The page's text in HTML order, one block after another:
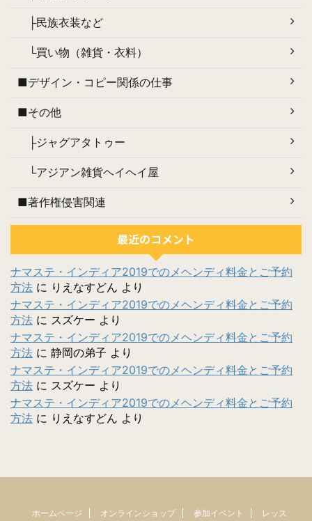
├民族衣装など
└買い物（雑貨・衣料）
■デザイン・コピー関係の仕事
■その他
├ジャグアタトゥー
└アジアン雑貨ヘイヘイ屋
■著作権侵害関連
最近のコメント
ナマステ・インディア2019でのメヘンディ料金とご予約
方法 に りえなすどん より
ナマステ・インディア2019でのメヘンディ料金とご予約
方法 に スズケー より
ナマステ・インディア2019でのメヘンディ料金とご予約
方法 に 静岡の弟子 より
ナマステ・インディア2019でのメヘンディ料金とご予約
方法 に スズケー より
ナマステ・インディア2019でのメヘンディ料金とご予約
方法 に りえなすどん より
ホームページ オンラインショップ 参加イベント レッス